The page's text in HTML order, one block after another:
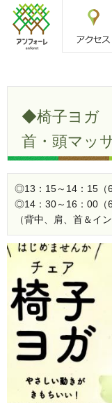
アンフォーレ
◆椅子ヨガ
首・頭マッ
◎13：15～14：15
◎14：30～16：00（
（背中、肩、首＆イ